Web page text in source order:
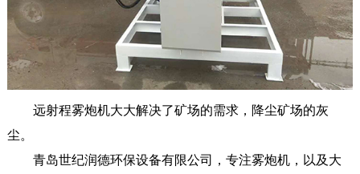
远射程雾炮机大大解决了矿场的需求，降尘矿场的灰
尘。
青岛世纪润德环保设备有限公司，专注雾炮机，以及大